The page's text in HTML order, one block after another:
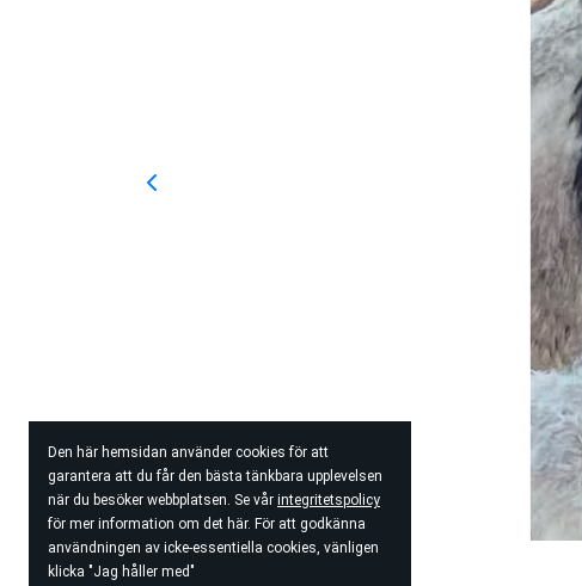
Den här hemsidan använder cookies för att
garantera att du får den bästa tänkbara upplevelsen
när du besöker webbplatsen. Se vår integritetspolicy
för mer information om det här. För att godkänna
användningen av icke-essentiella cookies, vänligen
klicka "Jag håller med"